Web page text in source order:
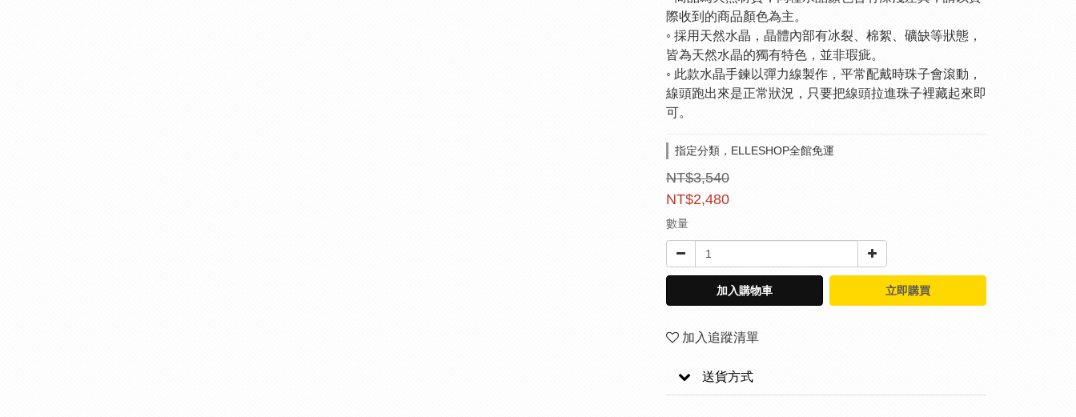
際收到的商品顏色為主。
◦ 採用天然水晶，晶體內部有冰裂、棉絮、礦缺等狀態，
皆為天然水晶的獨有特色，並非瑕疵。
◦ 此款水晶手鍊以彈力線製作，平常配戴時珠子會滾動，
線頭跑出來是正常狀況，只要把線頭拉進珠子裡藏起來即
可。
指定分類，ELLESHOP全館免運
NT$3,540
NT$2,480
數量
加入購物車 立即購買
加入追蹤清單
送貨方式